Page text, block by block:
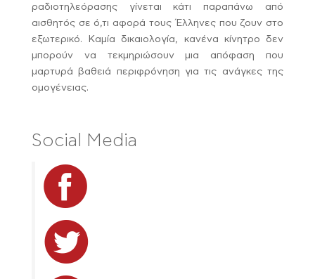
ραδιοτηλεόρασης γίνεται κάτι παραπάνω από
αισθητός σε ό,τι αφορά τους Έλληνες που ζουν στο
εξωτερικό. Καμία δικαιολογία, κανένα κίνητρο δεν
μπορούν να τεκμηριώσουν μια απόφαση που
μαρτυρά βαθειά περιφρόνηση για τις ανάγκες της
ομογένειας.
Social Media